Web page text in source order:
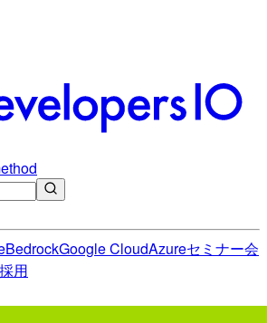
BedrockGoogle CloudAzureセミナー会
採用